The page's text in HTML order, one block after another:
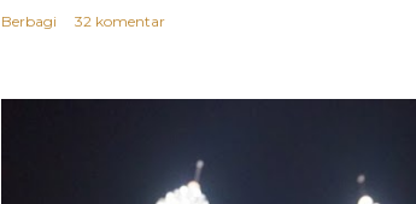
Berbagi 32 komentar